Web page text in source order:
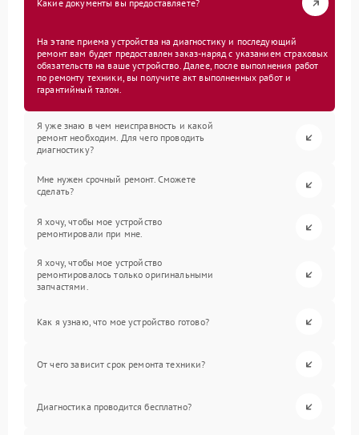
Какие документы вы предоставляете?
На этапе приема устройства на диагностику и последующий
ремонт вам будет предоставлен заказ-наряд с указанием страховых
обязательств на ваше устройство. Далее, после выполнения работ
по ремонту техники, вы получите акт выполненных работ и
гарантийный талон.
Я уже знаю в чем неисправность и какой
ремонт необходим. Для чего проводить
диагностику?
Мне нужен срочный ремонт. Сможете
сделать?
Я хочу, чтобы мое устройство
ремонтировали при мне.
Я хочу, чтобы мое устройство
ремонтировалось только оригинальными
запчастями.
Как я узнаю, что мое устройство готово?
От чего зависит срок ремонта техники?
Диагностика проводится бесплатно?